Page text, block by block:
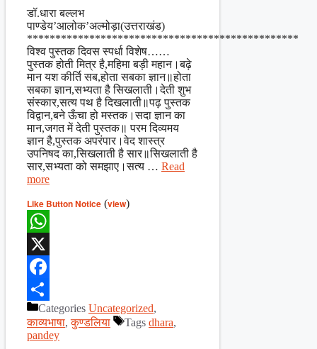
Share
डॉ.धारा बल्लभ
पाण्डेय’आलोक’अल्मोड़ा(उत्तराखंड)
************************************************
विश्व पुस्तक दिवस स्पर्धा विशेष……
पुस्तक होती मित्र है,महिमा बड़ी महान।बढ़े
मान यश कीर्ति सब,होता सबका ज्ञान॥होता
सबका ज्ञान,सभ्यता है सिखलाती।देती शुभ
संस्कार,सत्य पथ है दिखलाती॥पढ़ पुस्तक
विद्वान,बने ऊँचा हो मस्तक।सदा ज्ञान का
मान,जगत में देती पुस्तक॥ परम दिव्यमय
ज्ञान है,पुस्तक अपरंपार।वेद शास्त्र
उपनिषद का,सिखलाती है सार॥सिखलाती है
सार,सभ्यता को समझाए।सत्य … Read
more
Like Button Notice (view)
WhatsApp
X
Facebook
ShareCategories Uncategorized,
काव्यभाषा,कुण्डलिया Tags dhara,
pandey